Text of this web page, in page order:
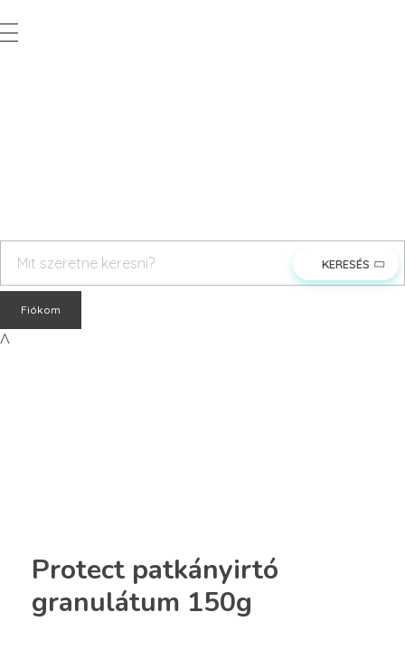
Vegyesker.hu
Legjobb dekor termékek
Fiókom
Protect patkányirtó
granulátum 150g